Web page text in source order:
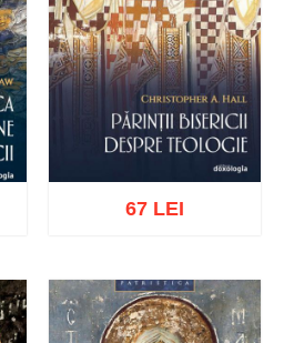
Adaugă în coș Wishlist
67 LEI